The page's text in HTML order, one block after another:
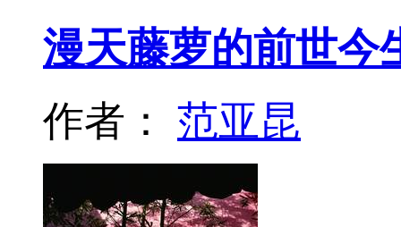
漫天藤萝的前世今
作者： 范亚昆